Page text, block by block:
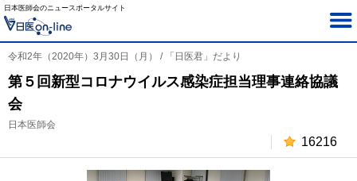
日本医師会のニュースポータルサイト
令和2年（2020年）3月30日（月） / 「日医君」だより
第５回新型コロナウイルス感染症担当理事連絡協議
会
日本医師会
16216